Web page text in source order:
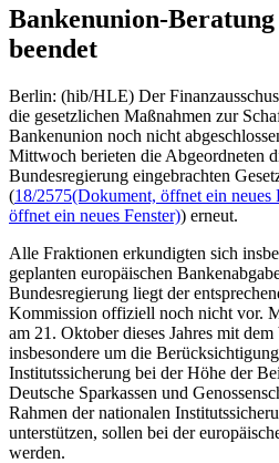
Bankenunion-
beendet
Berlin: (hib/HLE) Der
die gesetzlichen Maßnahmen zur
Bankenunion noch nicht
Mittwoch berieten die Abgeordneten
Bundesregierung eingebrachten
(18/2575(Dokument, öffnet ein neues
öffnet ein neues Fenster)) erneut.
Alle Fraktionen erkundigten sich
geplanten europäischen
Bundesregierung liegt der
Kommission offiziell noch nicht vor.
am 21. Oktober dieses Jahres mit
insbesondere um die
Institutssicherung bei der Höhe der
Deutsche Sparkassen und
Rahmen der nationalen
unterstützen, sollen bei der
werden.